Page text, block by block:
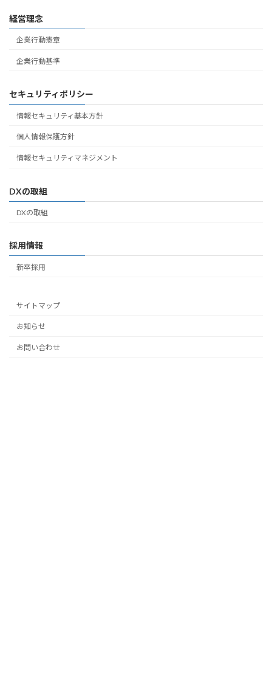
経営理念
企業行動憲章
企業行動基準
セキュリティポリシー
情報セキュリティ基本方針
個人情報保護方針
情報セキュリティマネジメント
DXの取組
DXの取組
採用情報
新卒採用
サイトマップ
お知らせ
お問い合わせ